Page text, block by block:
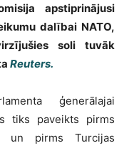
apstiprinājusi
dalībai NATO,
soli tuvāk
Reuters.
ģenerālajai
tiks paveikts pirms
un pirms Turcijas